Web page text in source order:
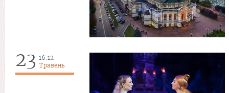
23 16:12
Травень